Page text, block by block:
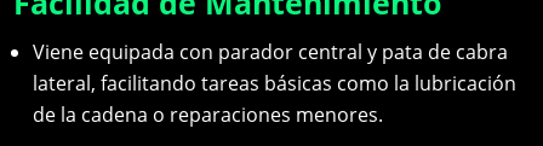
Viene equipada con parador central y pata de cabra
lateral, facilitando tareas básicas como la lubricación
de la cadena o reparaciones menores.